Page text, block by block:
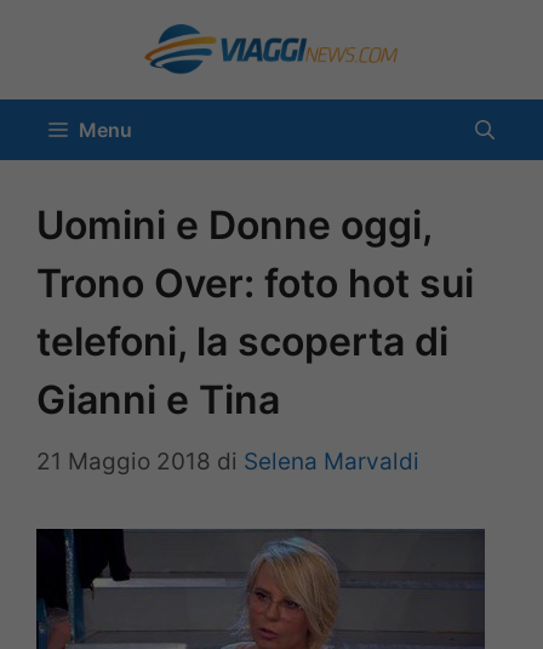
contenuto
Menu
Uomini e Donne oggi,
Trono Over: foto hot sui
telefoni, la scoperta di
Gianni e Tina
21 Maggio 2018 di Selena Marvaldi